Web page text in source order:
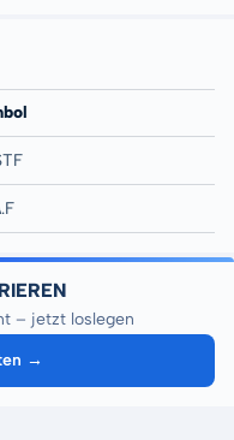
– jetzt loslegen
→